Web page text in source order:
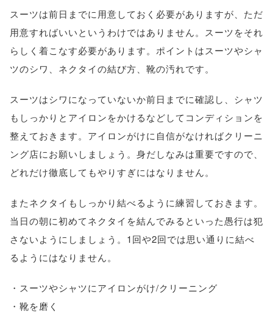
スーツは前日までに用意しておく必要がありますが、ただ
用意すればいいというわけではありません。スーツをそれ
らしく着こなす必要があります。ポイントはスーツやシャ
ツのシワ、ネクタイの結び方、靴の汚れです。
スーツはシワになっていないか前日までに確認し、シャツ
もしっかりとアイロンをかけるなどしてコンディションを
整えておきます。アイロンがけに自信がなければクリーニ
ング店にお願いしましょう。身だしなみは重要ですので、
どれだけ徹底してもやりすぎにはなりません。
またネクタイもしっかり結べるように練習しておきます。
当日の朝に初めてネクタイを結んでみるといった愚行は犯
さないようにしましょう。1回や2回では思い通りに結べ
るようにはなりません。
・スーツやシャツにアイロンがけ/クリーニング
・靴を磨く